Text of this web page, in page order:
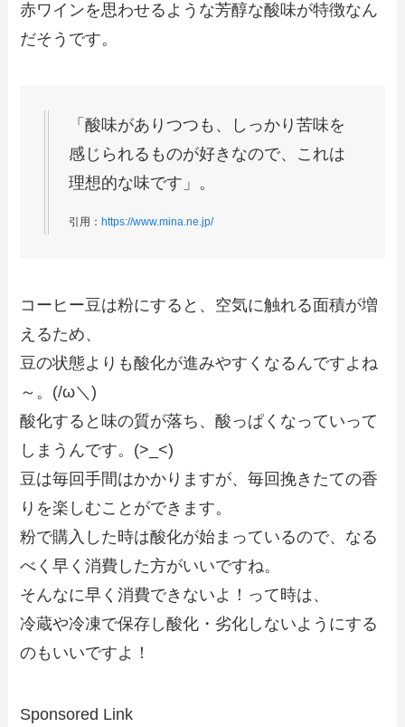
赤ワインを思わせるような芳醇な酸味が特徴なん
だそうです。
「酸味がありつつも、しっかり苦味を
感じられるものが好きなので、これは
理想的な味です」。
引用：https://www.mina.ne.jp/
コーヒー豆は粉にすると、空気に触れる面積が増
えるため、
豆の状態よりも酸化が進みやすくなるんですよね
～。(/ω＼)
酸化すると味の質が落ち、酸っぱくなっていって
しまうんです。(>_<)
豆は毎回手間はかかりますが、毎回挽きたての香
りを楽しむことができます。
粉で購入した時は酸化が始まっているので、なる
べく早く消費した方がいいですね。
そんなに早く消費できないよ！って時は、
冷蔵や冷凍で保存し酸化・劣化しないようにする
のもいいですよ！
Sponsored Link